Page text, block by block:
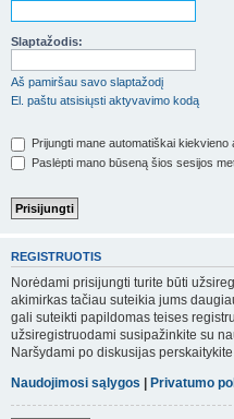
Slaptažodis:
Aš pamiršau savo slaptažodį
El. paštu atsisiųsti aktyvavimo kodą
Prijungti mane automatiškai kiekvieno
Paslėpti mano būseną šios sesijos
REGISTRUOTIS
Norėdami prisijungti turite būti
akimirkas tačiau suteikia jums
gali suteikti papildomas teises
užsiregistruodami susipažinkite su
Naršydami po diskusijas
Naudojimosi sąlygos | Privatumo